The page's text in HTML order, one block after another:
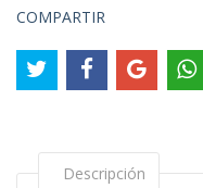
COMPARTIR
Descripción